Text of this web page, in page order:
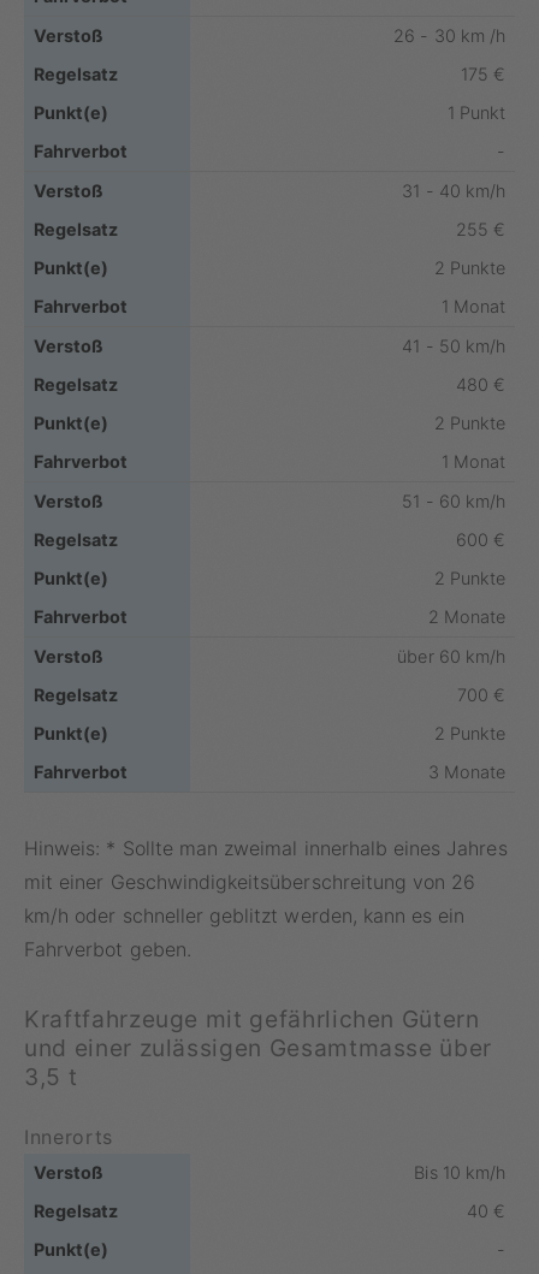
26 - 30 km /h
175 €
1 Punkt
-
31 - 40 km/h
255 €
2 Punkte
1 Monat
41 - 50 km/h
480 €
2 Punkte
1 Monat
51 - 60 km/h
600 €
2 Punkte
2 Monate
über 60 km/h
700 €
2 Punkte
3 Monate
Hinweis: * Sollte man zweimal innerhalb eines Jahres
mit einer Geschwindigkeitsüberschreitung von 26
km/h oder schneller geblitzt werden, kann es ein
Fahrverbot geben.
Kraftfahrzeuge mit gefährlichen Gütern
und einer zulässigen Gesamtmasse über
3,5 t
Innerorts
Bis 10 km/h
40 €
-